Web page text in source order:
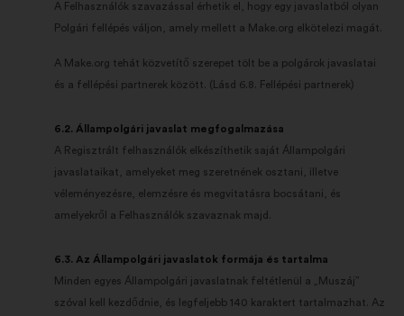
A Felhasználók szavazással érhetik el, hogy egy javaslatból olyan
Polgári fellépés váljon, amely mellett a Make.org elkötelezi magát.
A Make.org tehát közvetítő szerepet tölt be a polgárok javaslatai
és a fellépési partnerek között. (Lásd 6.8. Fellépési partnerek)
6.2. Állampolgári javaslat megfogalmazása
A Regisztrált felhasználók elkészíthetik saját Állampolgári
javaslataikat, amelyeket meg szeretnének osztani, illetve
véleményezésre, elemzésre és megvitatásra bocsátani, és
amelyekről a Felhasználók szavaznak majd.
6.3. Az Állampolgári javaslatok formája és tartalma
Minden egyes Állampolgári javaslatnak feltétlenül a „Muszáj”
szóval kell kezdődnie, és legfeljebb 140 karaktert tartalmazhat. Az